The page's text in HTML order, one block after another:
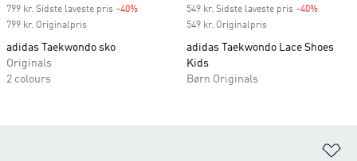
799 kr. Sidste laveste pris -40%
799 kr. Originalpris
adidas Taekwondo sko
Originals
2 colours
549 kr. Sidste laveste pris -40%
549 kr. Originalpris
adidas Taekwondo Lace Shoes
Kids
Børn Originals